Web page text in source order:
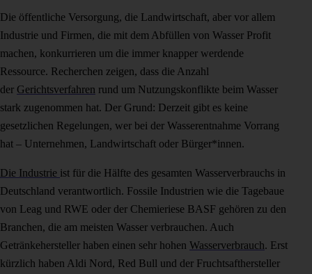
Die öffentliche Versorgung, die Landwirtschaft, aber vor allem
Industrie und Firmen, die mit dem Abfüllen von Wasser Profit
machen, konkurrieren um die immer knapper werdende
Ressource. Recherchen zeigen, dass die Anzahl
der Gerichtsverfahren rund um Nutzungskonflikte beim Wasser
stark zugenommen hat. Der Grund: Derzeit gibt es keine
gesetzlichen Regelungen, wer bei der Wasserentnahme Vorrang
hat – Unternehmen, Landwirtschaft oder Bürger*innen.
Die Industrie ist für die Hälfte des gesamten Wasserverbrauchs in
Deutschland verantwortlich. Fossile Industrien wie die Tagebaue
von Leag und RWE oder der Chemieriese BASF gehören zu den
Branchen, die am meisten Wasser verbrauchen. Auch
Getränkehersteller haben einen sehr hohen Wasserverbrauch. Erst
kürzlich haben Aldi Nord, Red Bull und der Fruchtsafthersteller